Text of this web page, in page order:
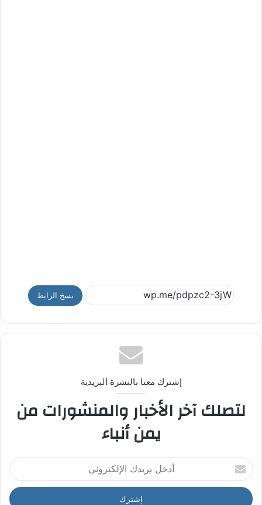
نسخ الرابط
إشترك معنا بالنشرة البريدية
لتصلك آخر الأخبار والمنشورات من
يمن أنباء
أ
د
خ
ل